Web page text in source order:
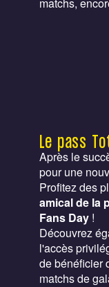
matchs,
Le pass
Après le
pour une
Profitez des
amical de la
Fans Day !
Découvrez
l'accès
de bénéficier
matchs de